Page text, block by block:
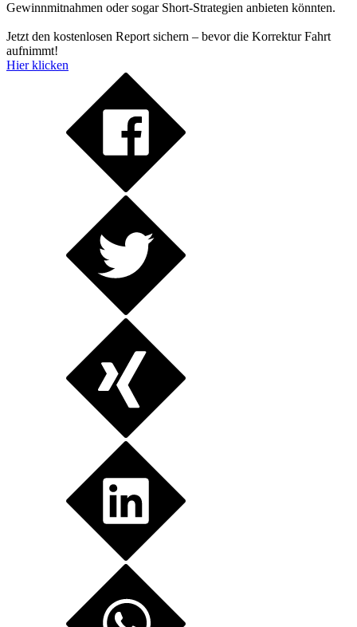
Gewinnmitnahmen oder sogar Short-Strategien anbieten könnten.
Jetzt den kostenlosen Report sichern – bevor die Korrektur Fahrt
aufnimmt!
Hier klicken